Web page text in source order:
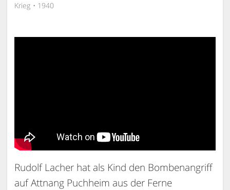
Krieg 1940
Rudolf Lacher hat als Kind den Bombenangriff
auf Attnang Puchheim aus der Ferne